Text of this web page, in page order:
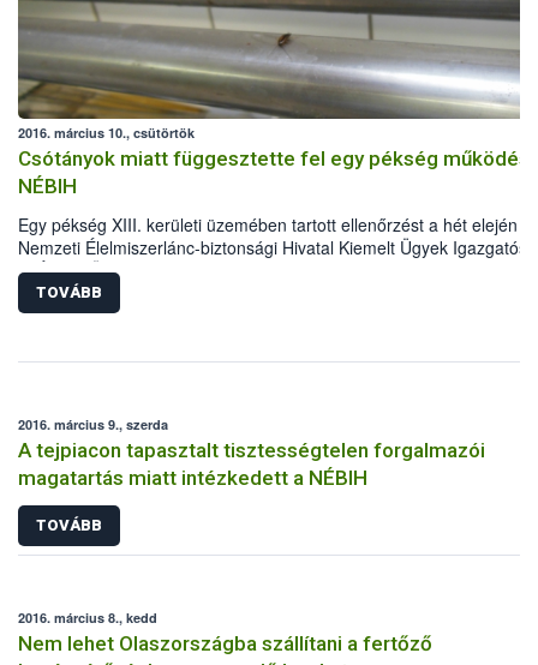
2016. március 10., csütörtök
Csótányok miatt függesztette fel egy pékség
NÉBIH
Egy pékség XIII. kerületi üzemében tartott ellenőrzést a hét elején a
Nemzeti Élelmiszerlánc-biztonsági Hivatal Kiemelt Ügyek
(NÉBIH KÜI). Az egységben csótányok szaladgáltak, valamint
nyomonkövetési és dokumentációs problémák is bőven akadtak. Az
ellenőrzés során több mint 3 mázsa alapanyagot, félkész- és
TOVÁBB
2016. március 9., szerda
A tejpiacon tapasztalt tisztességtelen forgalmazói
magatartás miatt intézkedett a NÉBIH
TOVÁBB
2016. március 8., kedd
Nem lehet Olaszországba szállítani a fertőző